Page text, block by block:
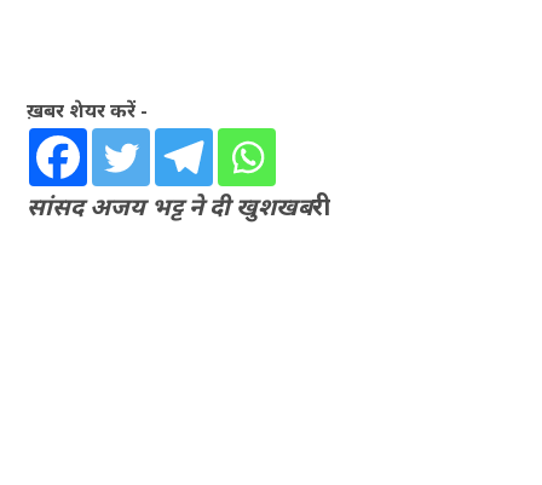
ख़बर शेयर करें -
सांसद अजय भट्ट ने दी खुशखबरी